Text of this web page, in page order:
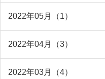
2022年05月（1）
2022年04月（3）
2022年03月（4）